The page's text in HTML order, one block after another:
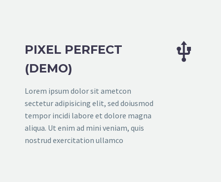
PIXEL PERFECT
(DEMO)
Lorem ipsum dolor sit ametcon
sectetur adipisicing elit, sed doiusmod
tempor incidi labore et dolore magna
aliqua. Ut enim ad mini veniam, quis
nostrud exercitation ullamco

